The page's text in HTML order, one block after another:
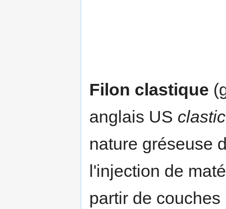
Filon clastique
anglais US
nature gréseuse
l'injection de
partir de